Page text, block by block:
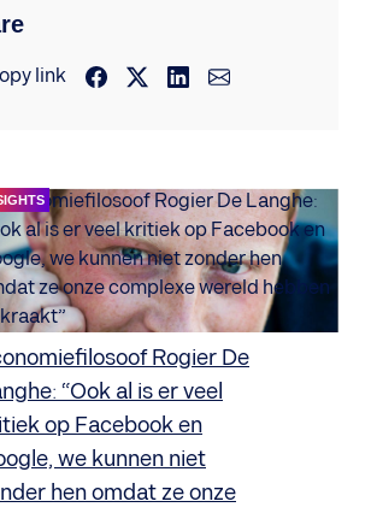
link
Rogier De
“Ook al is er veel
op Facebook en
we kunnen niet
hen omdat ze onze